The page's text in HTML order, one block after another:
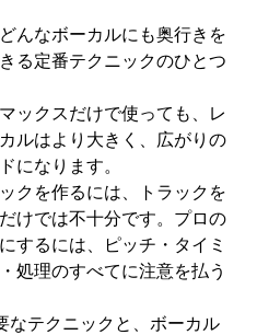
んなボーカルにも奥行きを
る定番テクニックのひとつ
ックスだけで使っても、レ
ルはより大きく、広がりの
になります。
クを作るには、トラックを
けでは不十分です。プロの
するには、ピッチ・タイミ
処理のすべてに注意を払う
なテクニックと、ボーカル